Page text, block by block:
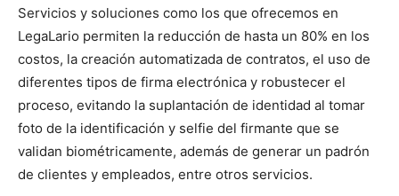
Servicios y soluciones como los que ofrecemos en
LegaLario permiten la reducción de hasta un 80% en los
costos, la creación automatizada de contratos, el uso de
diferentes tipos de firma electrónica y robustecer el
proceso, evitando la suplantación de identidad al tomar
foto de la identificación y selfie del firmante que se
validan biométricamente, además de generar un padrón
de clientes y empleados, entre otros servicios.